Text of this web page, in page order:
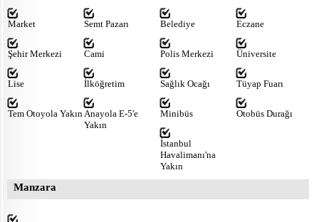
Market Semt Pazarı Belediye Eczane
Şehir Merkezi Cami Polis Merkezi Üniversite
Lise İlköğretim Sağlık Ocağı Tüyap Fuarı
Tem Otoyola Yakın Anayola E-5'e
Yakın
Minibüs Otobüs Durağı
İstanbul
Havalimanı'na
Yakın
Manzara